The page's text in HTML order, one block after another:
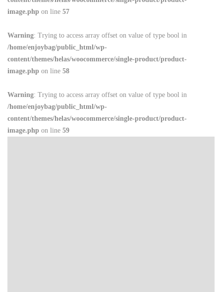
image.php on line 57
Warning: Trying to access array offset on value of type bool in
/home/enjoybag/public_html/wp-
content/themes/helas/woocommerce/single-product/product-
image.php on line 58
Warning: Trying to access array offset on value of type bool in
/home/enjoybag/public_html/wp-
content/themes/helas/woocommerce/single-product/product-
image.php on line 59